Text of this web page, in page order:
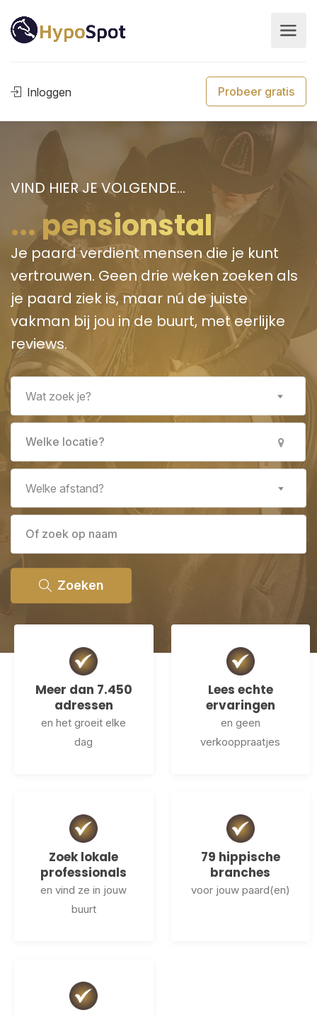
Inloggen Probeer gratis
VIND HIER JE VOLGENDE...
... pensi
Je paard verdient mensen die je kunt
vertrouwen. Geen drie weken zoeken als
je paard ziek is, maar nú de juiste
vakman bij jou in de buurt, met eerlijke
reviews.
Wat zoek je?
Welke afstand?
Zoeken
Meer dan 7.450
adressen
en het groeit elke
dag
Lees echte
ervaringen
en geen
verkooppraatjes
Zoek lokale
professionals
en vind ze in jouw
buurt
79 hippische
branches
voor jouw paard(en)